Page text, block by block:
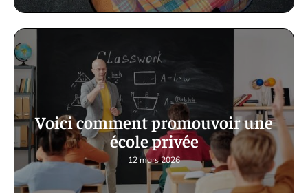
Voici comment promouvoir une
école privée
12 mars 2026